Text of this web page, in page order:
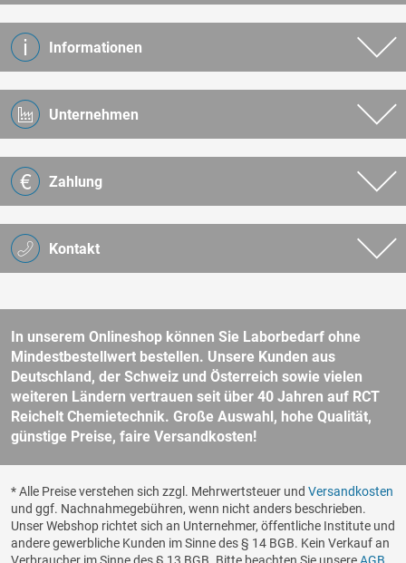
Kontakt
Informationen
Unternehmen
Zahlung
In unserem Onlineshop können Sie Laborbedarf ohne
Mindestbestellwert bestellen. Unsere Kunden aus
Deutschland, der Schweiz und Österreich sowie vielen
weiteren Ländern vertrauen seit über 40 Jahren auf RCT
Reichelt Chemietechnik. Große Auswahl, hohe Qualität,
günstige Preise, faire Versandkosten!
* Alle Preise verstehen sich zzgl. Mehrwertsteuer und Versandkosten
und ggf. Nachnahmegebühren, wenn nicht anders beschrieben.
Unser Webshop richtet sich an Unternehmer, öffentliche Institute und
andere gewerbliche Kunden im Sinne des § 14 BGB. Kein Verkauf an